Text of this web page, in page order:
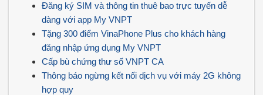
Đăng ký SIM và thông tin thuê bao trực tuyến dễ
dàng với app My VNPT
Tặng 300 điểm VinaPhone Plus cho khách hàng
đăng nhập ứng dụng My VNPT
Cấp bù chứng thư số VNPT CA
Thông báo ngừng kết nối dịch vụ với máy 2G không
hợp quy